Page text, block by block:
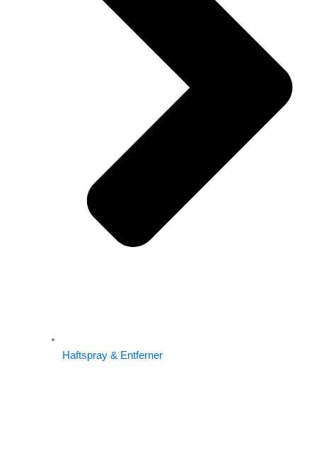
Haftspray & Entferner